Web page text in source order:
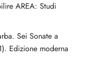
AREA: Studi
Sei Sonate a
Edizione moderna